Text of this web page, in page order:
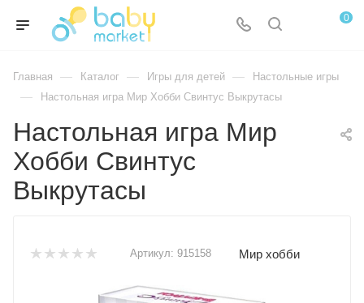
0
Главная — Каталог — Игры для детей — Настольные игры
— Настольная игра Мир Хобби Свинтус Выкрутасы
Настольная игра Мир
Хобби Свинтус
Выкрутасы
Артикул: 915158 Мир хобби